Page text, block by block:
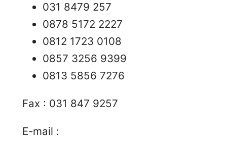
031 8479 257
0878 5172 2227
0812 1723 0108
0857 3256 9399
0813 5856 7276
Fax : 031 847 9257
E-mail :